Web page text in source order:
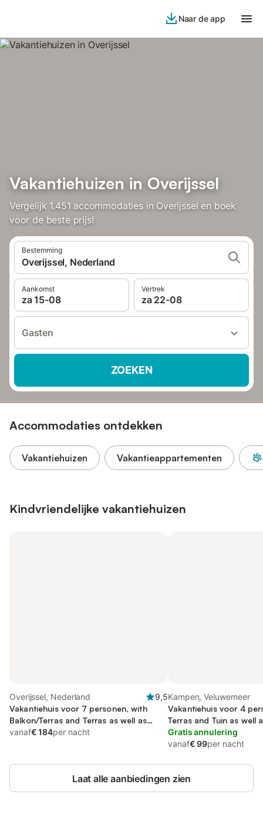
Naar de app
Vakantiehuizen in Overijssel
Vergelijk 1.451 accommodaties in Overijssel en boek
voor de beste prijs!
Bestemming
Overijssel, Nederland
Aankomst
za 15-08
Vertrek
za 22-08
Gasten
ZOEKEN
Accommodaties ontdekken
Vakantiehuizen Vakantieappartementen
Kindvriendelijke vakantiehuizen
Overijssel, Nederland
9,5
Vakantiehuis voor 7 personen, with
Balkon/Terras and Terras as well as
Whirlpool and Tuin
vanaf€ 184per nacht
Kampen, Veluwemeer
Vakantiehuis voor 4
Terras and Tuin as well
het meer and Uitzicht
Gratis annulering
vanaf€ 99per nacht
Laat alle aanbiedingen zien